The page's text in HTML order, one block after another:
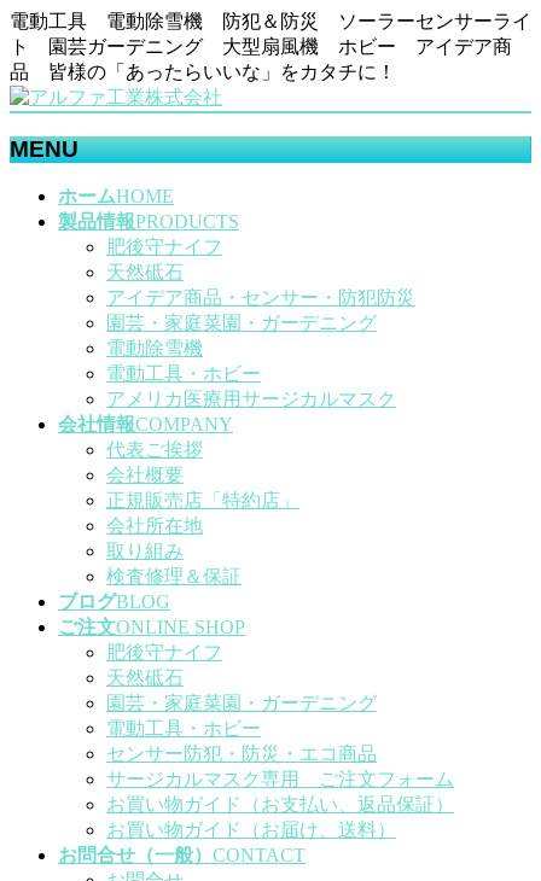
電動工具 電動除雪機 防犯＆防災 ソーラーセンサーライ
ト 園芸ガーデニング 大型扇風機 ホビー アイデア商
品 皆様の「あったらいいな」をカタチに！
MENU
ホームHOME
製品情報PRODUCTS
肥後守ナイフ
天然砥石
アイデア商品・センサー・防犯防災
園芸・家庭菜園・ガーデニング
電動除雪機
電動工具・ホビー
アメリカ医療用サージカルマスク
会社情報COMPANY
代表ご挨拶
会社概要
正規販売店「特約店」
会社所在地
取り組み
検査修理＆保証
ブログBLOG
ご注文ONLINE SHOP
肥後守ナイフ
天然砥石
園芸・家庭菜園・ガーデニング
電動工具・ホビー
センサー防犯・防災・エコ商品
サージカルマスク専用 ご注文フォーム
お買い物ガイド（お支払い、返品保証）
お買い物ガイド（お届け、送料）
お問合せ（一般） CONTACT